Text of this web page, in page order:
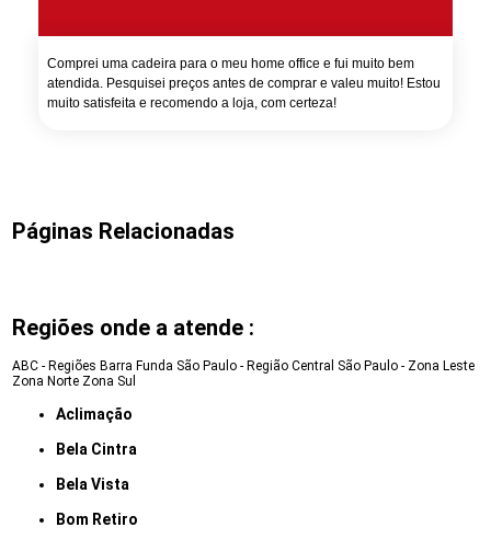
Comprei uma cadeira para o meu home office e fui muito bem
atendida. Pesquisei preços antes de comprar e valeu muito! Estou
muito satisfeita e recomendo a loja, com certeza!
Páginas Relacionadas
Regiões onde a atende :
ABC - Regiões Barra Funda São Paulo - Região Central São Paulo - Zona Leste
Zona Norte Zona Sul
Aclimação
Bela Cintra
Bela Vista
Bom Retiro